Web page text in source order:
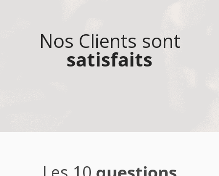
Nos Clients sont
satisfaits